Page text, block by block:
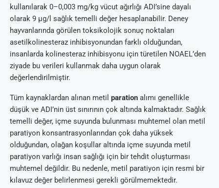
kullanılarak 0–0,003 mg/kg vücut ağırlığı ADI’sine dayalı
olarak 9 µg/l sağlık temelli değer hesaplanabilir. Deney
hayvanlarında görülen toksikolojik sonuç noktaları
asetilkolinesteraz inhibisyonundan farklı olduğundan,
insanlarda kolinesteraz inhibisyonu için türetilen NOAEL’den
ziyade bu verileri kullanmak daha uygun olarak
değerlendirilmiştir.
Tüm kaynaklardan alınan metil paration alımı genellikle
düşük ve ADI’nin üst sınırının çok altında kalmaktadır. Sağlık
temelli değer, içme suyunda bulunması muhtemel olan metil
paratiyon konsantrasyonlarından çok daha yüksek
olduğundan, olağan koşullar altında içme suyunda metil
paratiyon varlığı insan sağlığı için bir tehdit oluşturması
muhtemel değildir. Bu nedenle, metil paratiyon için resmi bir
kılavuz değer belirlenmesi gerekli görülmemektedir.